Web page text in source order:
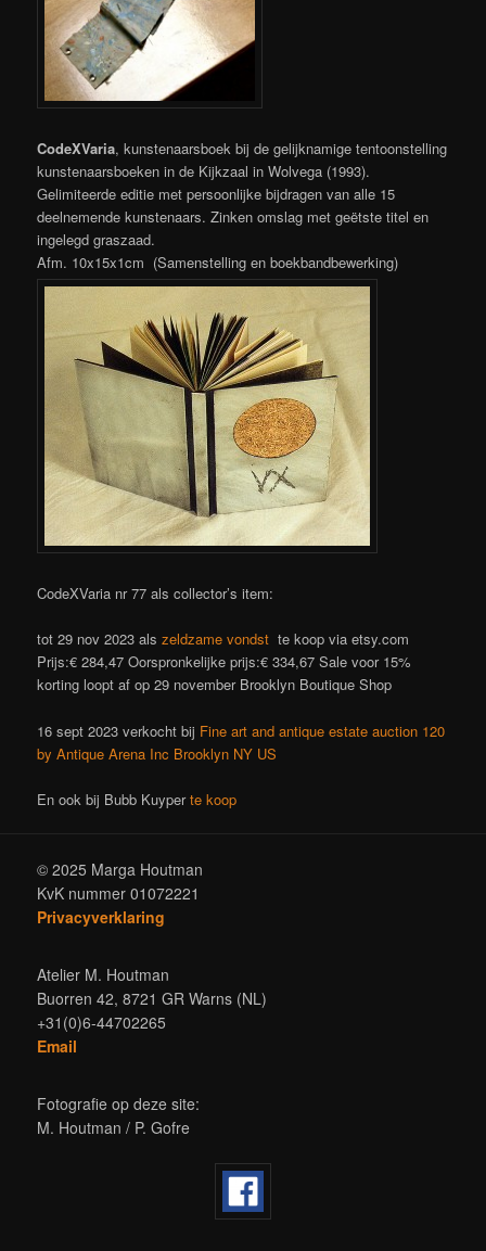
CodeXVaria, kunstenaarsboek bij de gelijknamige tentoonstelling
kunstenaarsboeken in de Kijkzaal in Wolvega (1993).
Gelimiteerde editie met persoonlijke bijdragen van alle 15
deelnemende kunstenaars. Zinken omslag met geëtste titel en
ingelegd graszaad.
Afm. 10x15x1cm (Samenstelling en boekbandbewerking)
CodeXVaria nr 77 als collector’s item:
tot 29 nov 2023 alszeldzame vondst te koop via etsy.com
Prijs:€ 284,47Oorspronkelijke prijs:€ 334,67 Sale voor 15%
korting loopt af op 29 november Brooklyn Boutique Shop
16 sept 2023 verkocht bij Fine art and antique estate auction 120
by Antique Arena Inc Brooklyn NY US
En ook bij Bubb Kuyperte koop
© 2025 Marga Houtman
KvK nummer 01072221
Privacyverklaring
Atelier M. Houtman
Buorren 42, 8721 GR Warns (NL)
+31(0)6-44702265
Email
Fotografie op deze site:
M. Houtman / P. Gofre